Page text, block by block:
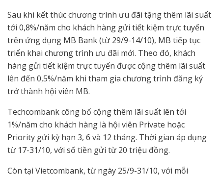
Sau khi kết thúc chương trình ưu đãi tặng thêm lãi suất
tới 0,8%/năm cho khách hàng gửi tiết kiệm trực tuyến
trên ứng dụng MB Bank (từ 29/9-14/10), MB tiếp tục
triển khai chương trình ưu đãi mới. Theo đó, khách
hàng gửi tiết kiệm trực tuyến được cộng thêm lãi suất
lên đến 0,5%/năm khi tham gia chương trình đăng ký
trở thành hội viên MB.
Techcombank công bố cộng thêm lãi suất lên tới
1%/năm cho khách hàng là hội viên Private hoặc
Priority gửi kỳ hạn 3, 6 và 12 tháng. Thời gian áp dụng
từ 17-31/10, với số tiền gửi từ 20 triệu đồng.
Còn tại Vietcombank, từ ngày 25/9-31/10, với mỗi